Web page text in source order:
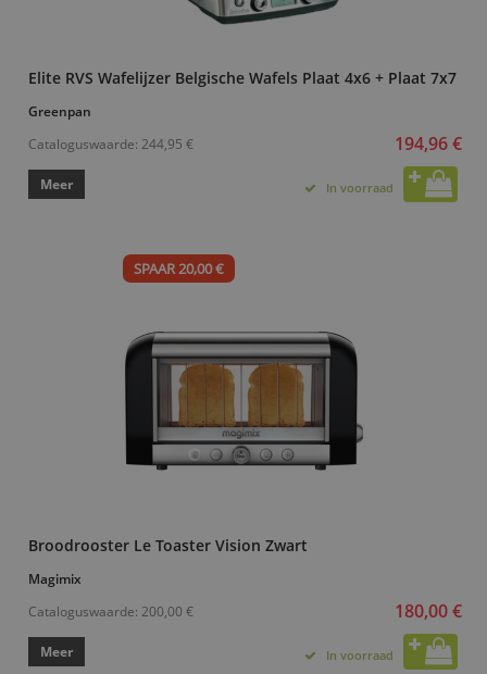
Elite RVS Wafelijzer Belgische Wafels Plaat 4x6 + Plaat 7x7
Greenpan
Cataloguswaarde: 244,95 € 194,96 €
Meer In voorraad
SPAAR 20,00 €
Broodrooster Le Toaster Vision Zwart
Magimix
Cataloguswaarde: 200,00 € 180,00 €
Meer In voorraad